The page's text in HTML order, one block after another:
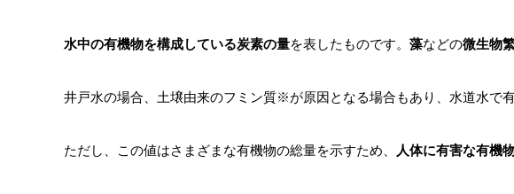
水中の有機物を構成している炭素の量を表したものです。 藻などの微生物
井戸水の場合、土壌由来のフミン質※が原因となる場合もあり、水道水で
ただし、 この値はさまざまな有機物の総量を示すため、 人体に有害な有機